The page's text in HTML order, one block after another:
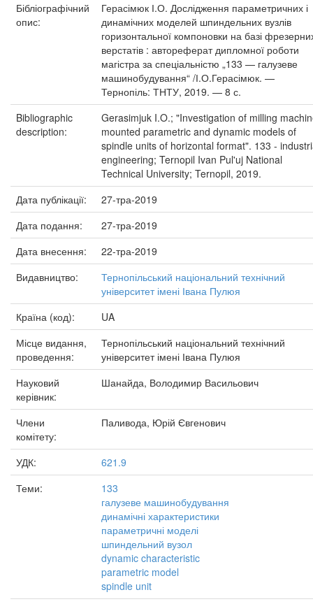
Бібліографічний
опис:
Герасімюк І.О. Дослідження параметричних і
динамічних моделей шпиндельних вузлів
горизонтальної компоновки на базі
верстатів : автореферат дипломної роботи
магістра за спеціальністю „133 — галузеве
машинобудування“ /І.О.Герасімюк. —
Тернопіль: ТНТУ, 2019. — 8 с.
Bibliographic
description:
Gerasimjuk I.O.; "Investigation of milling
mounted parametric and dynamic models of
spindle units of horizontal format". 133 -
engineering; Ternopil Ivan Pul'uj National
Technical University; Ternopil, 2019.
Дата публікації:
27-тра-2019
Дата подання:
27-тра-2019
Дата внесення:
22-тра-2019
Видавництво:
Тернопільський національний технічний
університет імені Івана Пулюя
Країна (код):
UA
Місце видання,
проведення:
Тернопільський національний технічний
університет імені Івана Пулюя
Науковий
керівник:
Шанайда, Володимир Васильович
Члени
комітету:
Паливода, Юрій Євгенович
УДК:
621.9
Теми:
133
галузеве машинобудування
динамічні характеристики
параметричні моделі
шпиндельний вузол
dynamic characteristic
parametric model
spindle unit